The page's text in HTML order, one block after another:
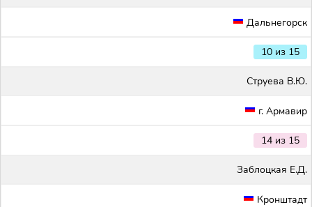
Дальнегорск
10 из 15
Струева В.Ю.
г. Армавир
14 из 15
Заблоцкая Е.Д.
Кронштадт